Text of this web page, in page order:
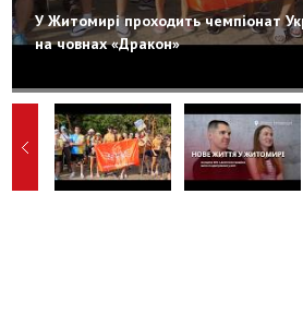
У Житомирі проходить чемпіонат
на човнах «Дракон»